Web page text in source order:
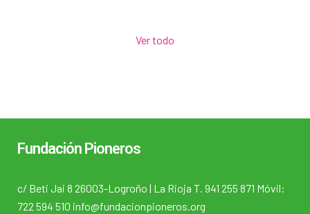
Ver todo
Fundación Pioneros
c/ Beti Jai 8 26003-Logroño | La Rioja T. 941 255 871 Móvil:
722 594 510 info@fundacionpioneros.org